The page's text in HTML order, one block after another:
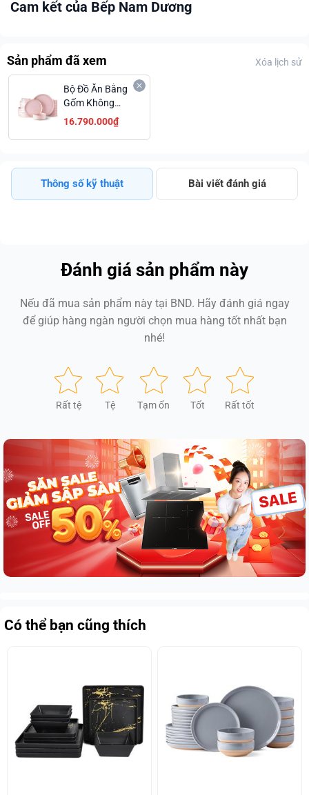
Cam kết của Bếp Nam Dương
Sản phẩm đã xem Xóa lịch sử
Bộ Đồ Ăn Bằng
Gốm Không
Tráng Men
Đốm Đặc Biệt
16.790.000₫
Thông số kỹ thuật Bài viết đánh giá
Đánh giá sản phẩm này
Nếu đã mua sản phẩm này tại BND. Hãy đánh giá ngay
để giúp hàng ngàn người chọn mua hàng tốt nhất bạn
nhé!
Rất tệ Tệ Tạm ổn Tốt Rất tốt
Có thể bạn cũng thích